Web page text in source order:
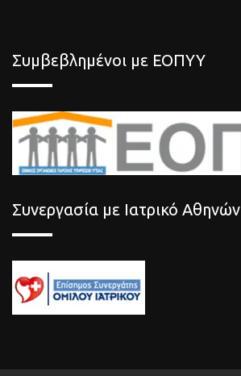
Συμβεβλημένοι με ΕΟΠΥΥ
Συνεργασία με Ιατρικό Αθηνών